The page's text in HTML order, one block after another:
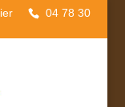
04 78 30